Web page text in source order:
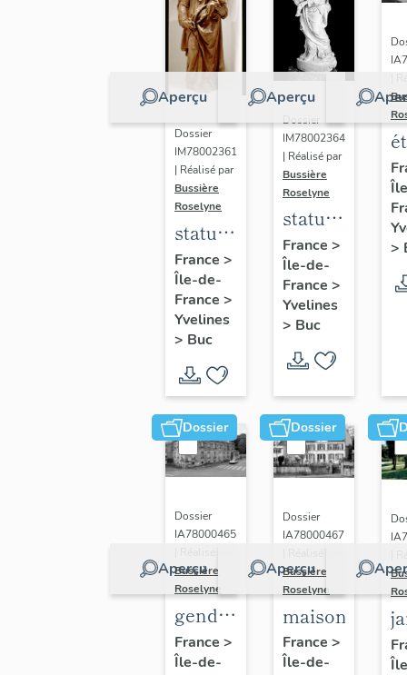
Aperçu
Dossier
IM78002361
| Réalisé par
Bussière
Roselyne
statue :
Vierge
à
l'Enfant
(n°2)
France >
Île-de-
France >
Yvelines
> Buc
Aperçu
Dossier
IM78002364
| Réalisé par
Bussière
Roselyne
statue :
Vierge
à
l'Enfant
(n°1)
France >
Île-de-
France >
Yvelines
> Buc
>
Dossier
Aperçu
Dossier
IA78000465
Bussière
Roselyne
gendarmerie,
actuellement
immeuble
France >
Île-de-
Dossier
Aperçu
Dossier
IA78000467
Bussière
Roselyne
maison
France >
Île-de-